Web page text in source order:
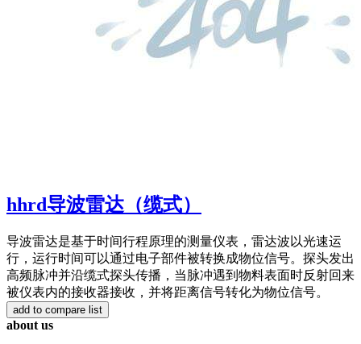
hhrd导波雷达（缆式）
导波雷达是基于时间行程原理的测量仪表，雷达波以光速运
行，运行时间可以通过电子部件被转换成物位信号。探头发出
高频脉冲并沿缆式探头传播，当脉冲遇到物料表面时反射回来
被仪表内的接收器接收，并将距离信号转化为物位信号。
about us